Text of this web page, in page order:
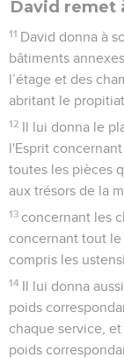
David remet
11 David donna à
bâtiments
l’étage et des
abritant le
12 Il lui donna le
l'Esprit
toutes les pièces
aux trésors de la
13 concernant les
concernant tout
compris les
14 Il lui donna
poids
chaque service,
poids